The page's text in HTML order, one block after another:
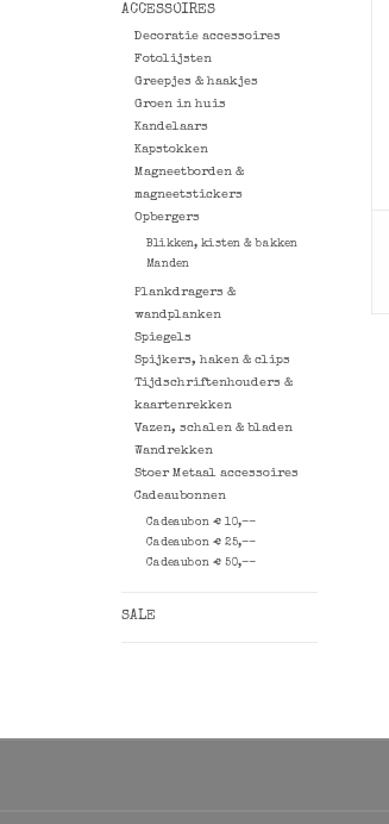
ACCESSOIRES
Decoratie accessoires
Fotolijsten
Greepjes & haakjes
Groen in huis
Kandelaars
Kapstokken
Magneetborden &
magneetstickers
Opbergers
Blikken, kisten & bakken
Manden
Plankdragers &
wandplanken
Spiegels
Spijkers, haken & clips
Tijdschriftenhouders &
kaartenrekken
Vazen, schalen & bladen
Wandrekken
Stoer Metaal accessoires
Cadeaubonnen
Cadeaubon € 10,--
Cadeaubon € 25,--
Cadeaubon € 50,--
SALE